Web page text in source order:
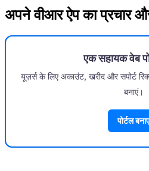
अपने वीआर ऐप का प्रचार
एक सहायक वेब
यूज़र्स के लिए अकाउंट, खरीद और सपोर्ट
बनाएं।
पोर्टल बनाएं